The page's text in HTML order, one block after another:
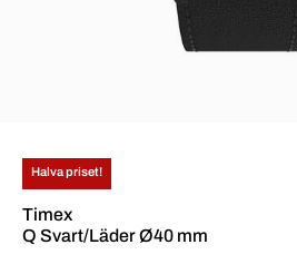
Halva priset!
Timex
Q Svart/Läder Ø40 mm